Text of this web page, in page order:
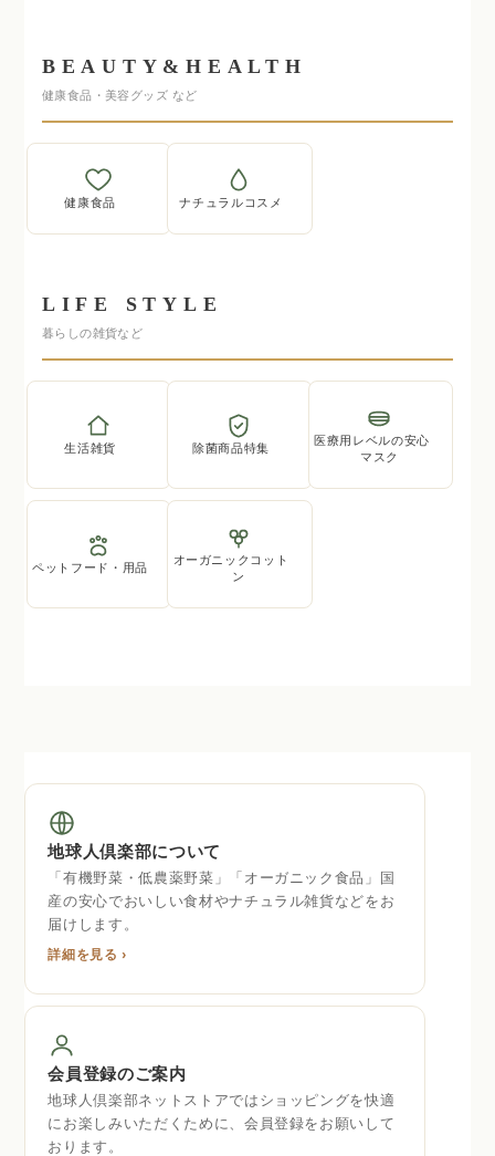
BEAUTY&HEALTH
健康食品・美容グッズ など
健康食品 ナチュラルコスメ
LIFE STYLE
暮らしの雑貨など
生活雑貨 除菌商品特集
医療用レベルの安心
マスク
ペットフード・用品
オーガニックコット
ン
地球人倶楽部について
「有機野菜・低農薬野菜」「オーガニック食品」国
産の安心でおいしい食材やナチュラル雑貨などをお
届けします。
詳細を見る ›
会員登録のご案内
地球人倶楽部ネットストアではショッピングを快適
にお楽しみいただくために、会員登録をお願いして
おります。